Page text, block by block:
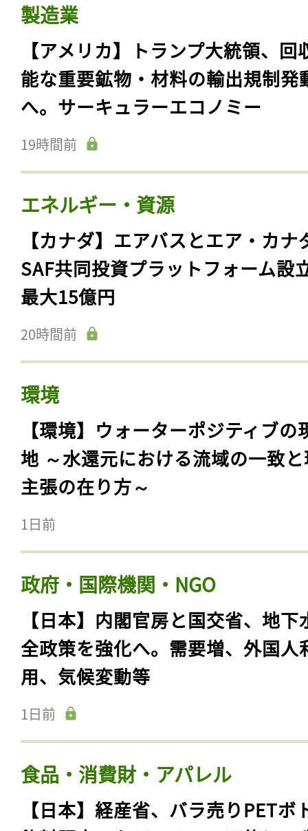
製造業
【アメリカ】トランプ大統領、回
能な重要鉱物・材料の輸出規制発
へ。サーキュラーエコノミー
19時間前
エネルギー・資源
【カナダ】エアバスとエア・カナ
SAF共同投資プラットフォーム設
最大15億円
20時間前
環境
【環境】ウォーターポジティブの
地 ～水還元における流域の一致
主張の在り方～
1日前
政府・国際機関・NGO
【日本】内閣官房と国交省、地下
全政策を強化へ。需要増、外国人
用、気候変動等
1日前
食品・消費財・アパレル
【日本】経産省、バラ売りPETボ